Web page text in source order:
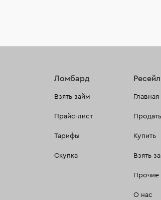
Ломбард
Взять займ
Прайс-лист
Тарифы
Скупка
Ресейл
Главная
Продать
Купить
Взять
Прочие
О нас